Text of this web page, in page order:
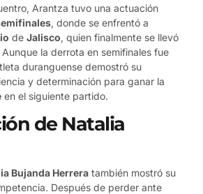
Arantza tuvo una actuación
, donde se enfrentó a
de Jalisco, quien finalmente se llevó
Aunque la derrota en semifinales fue
duranguense demostró su
y determinación para ganar la
en el siguiente partido.
de Natalia
Bujanda Herrera también mostró su
Después de perder ante